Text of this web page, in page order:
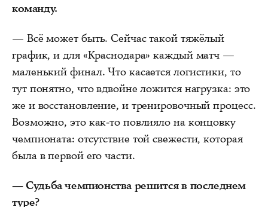
команду.
— Всё может быть. Сейчас такой тяжёлый
график, и для «Краснодара» каждый матч —
маленький финал. Что касается логистики, то
тут понятно, что вдвойне ложится нагрузка: это
же и восстановление, и тренировочный процесс.
Возможно, это как-то повлияло на концовку
чемпионата: отсутствие той свежести, которая
была в первой его части.
— Судьба чемпионства решится в последнем
туре?